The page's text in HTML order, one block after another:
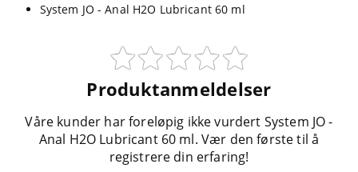
System JO - Anal H2O Lubricant 60 ml
Produktanmeldelser
Våre kunder har foreløpig ikke vurdert System JO -
Anal H2O Lubricant 60 ml. Vær den første til å
registrere din erfaring!